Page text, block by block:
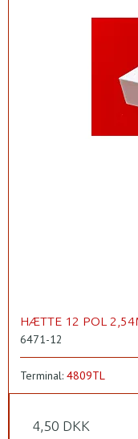
HÆTTE 12 POL
6471-12
Terminal: 4809TL
4,50 DKK